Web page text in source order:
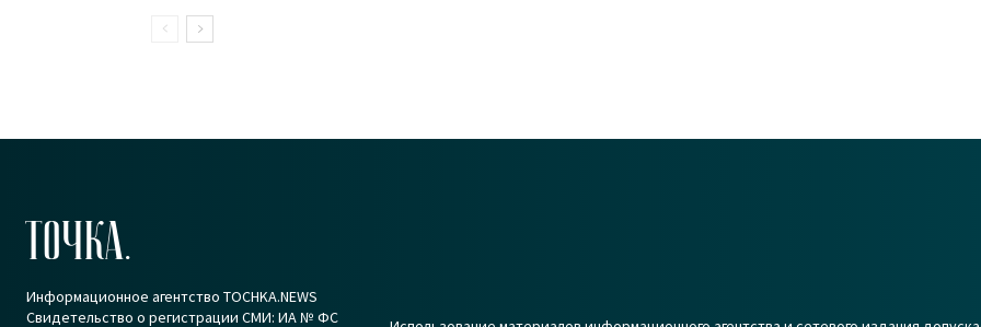
ТОЧКА.
Информационное агентство TOCHKA.NEWS
Свидетельство о регистрации СМИ: ИА № ФС